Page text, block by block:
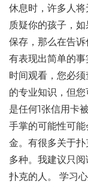
休息时，许多人
质疑你的孩子，
保存，那么在告
有表现出简单的
时间观看，您必
的专业知识，但
是任何1张信用卡
手掌的可能性可
金。有很多关于
多种。我建议只
扑克的人。 学习